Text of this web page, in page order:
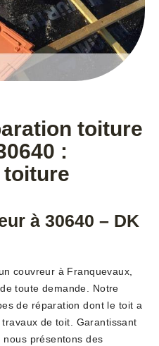
toiture
:
toiture
à 30640 – DK
couvreur à Franquevaux,
toute demande. Notre
de réparation dont le toit a
de toit. Garantissant
présentons des